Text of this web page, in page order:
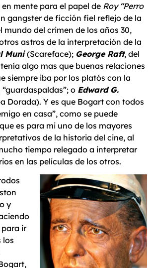
mente para el papel de Roy “Perro
gangster de ficción fiel reflejo de la
mundo del crimen de los años 30,
astros de la interpretación de la
Muni(Scareface); George Raft, del
algo mas que buenas relaciones
siempre iba por los platós con la
o Edward G.
Dorada). Y es que Bogart con todos
en casa”, como se puede
es para mi uno de los mayores
de la historia del cine, al
tiempo relegado a interpretar
en las películas de los otros.
y
ir
los